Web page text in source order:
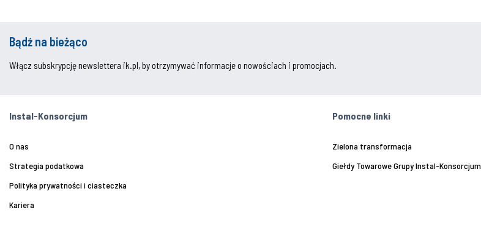
Bądź na bieżąco
Włącz subskrypcję newslettera ik.pl, by otrzymywać informacje o nowościach i promocjach.
Instal-Konsorcjum
O nas
Strategia podatkowa
Polityka prywatności i ciasteczka
Kariera
Pomocne linki
Zielona transformacja
Giełdy Towarowe Grupy Instal-Konsorcjum